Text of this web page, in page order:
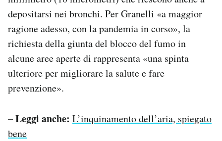
depositarsi nei bronchi. Per Granelli «a maggior
ragione adesso, con la pandemia in corso», la
richiesta della giunta del blocco del fumo in
alcune aree aperte di rappresenta «una spinta
ulteriore per migliorare la salute e fare
prevenzione».
– Leggi anche: L’inquinamento dell’aria, spiegato
bene